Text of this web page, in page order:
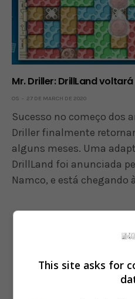
Mr. Driller: DrillLand
OS 27 DE MARCH DE 2020
Sucesso no começo dos
Driller finalmente
alguns meses. Uma
DrillLand foi anunciada
Namco, e está
This site asks for